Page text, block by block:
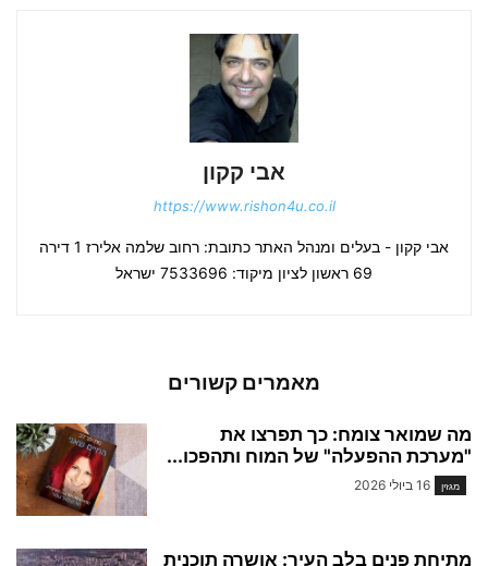
אבי קקון
https://www.rishon4u.co.il
אבי קקון - בעלים ומנהל האתר כתובת: רחוב שלמה אלירז 1 דירה
69 ראשון לציון מיקוד: 7533696 ישראל
מאמרים קשורים
מה שמואר צומח: כך תפרצו את
"מערכת ההפעלה" של המוח ותהפכו...
מגזין 16 ביולי 2026
מתיחת פנים בלב העיר: אושרה תוכנית